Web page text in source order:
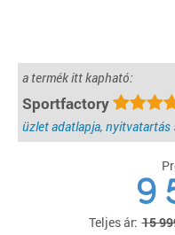
a termék itt kapható:
Sportfactory
üzlet adatlapja, nyitvatartás
9
Teljes ár: 15